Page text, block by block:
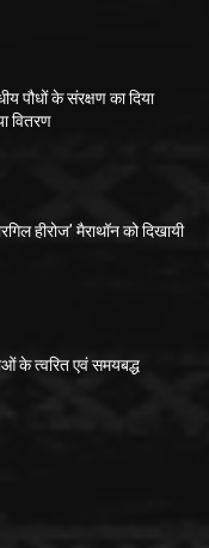
पौधों के संरक्षण का दिया
वितरण
हीरोज’ मैराथॉन को दिखायी
के त्वरित एवं समयबद्ध